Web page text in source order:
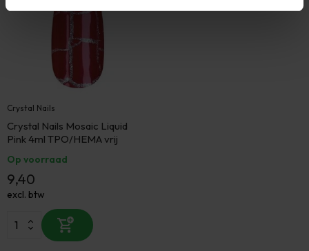
Crystal Nails
Crystal Nails Mosaic Liquid
Pink 4ml TPO/HEMA vrij
Op voorraad
9,40
excl. btw